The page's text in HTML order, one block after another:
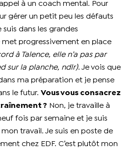
à un coach mental. Pour
gérer un petit peu les défauts
dans les grandes
progressivement en place
à Talence, elle n’a pas par
sur la planche, ndlr). Je vois que
ma préparation et je pense
le futur.Vous vous consacrez
?
Non, je travaille à
fois par semaine et je suis
travail. Je suis en poste de
chez EDF. C’est plutôt mon